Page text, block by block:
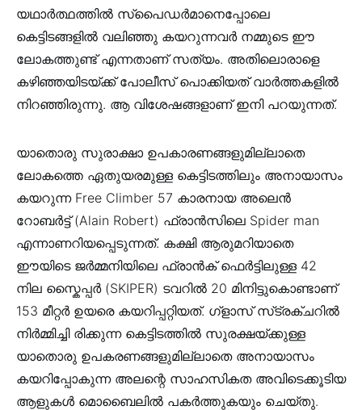
യഥാർത്ഥത്തിൽ സ്പൈഡർമാനെപ്പോലെ
കെട്ടിടങ്ങളിൽ വലിഞ്ഞു കയറുന്നവർ നമ്മുടെ ഈ
ലോകത്തുണ്ട് എന്നതാണ് സത്യം. അതിലൊരാളെ
കഴിഞ്ഞയിടയ്ക്ക് പോലീസ് പൊക്കിയത് വാർത്തകളിൽ
നിറഞ്ഞിരുന്നു. ആ വിശേഷങ്ങളാണ് ഇനി പറയുന്നത്.
യാതൊരു സുരാക്ഷാ ഉപകാരണങ്ങളുമില്ലാതെ
ലോകത്തെ ഏതുയരമുള്ള കെട്ടിടത്തിലും അനായാസം
കയറുന്ന Free Climber 57 കാരനായ അലെൻ
റോബർട്ട് (Alain Robert) ഫ്രാൻസിലെ Spider man
എന്നാണറിയപ്പെടുന്നത്. കക്ഷി ആരുമറിയാതെ
ഈയിടെ ജർമ്മനിയിലെ ഫ്രാൻക് ഫെർട്ടിലുള്ള 42
നില സ്കൈപ്പർ (SKIPER) ടവറിൽ 20 മിനിട്ടുകൊണ്ടാണ്
153 മീറ്റർ ഉയരെ കയറിപ്പറ്റിയത്. ഗ്ളാസ് സ്‌ട്രക്‌ചറിൽ
നിർമ്മിച്ചി രിക്കുന്ന കെട്ടിടത്തിൽ സുരക്ഷയ്ക്കുള്ള
യാതൊരു ഉപകരണങ്ങളുമില്ലാതെ അനായാസം
കയറിപ്പോകുന്ന അലന്റെ സാഹസികത അവിടെക്കൂടിയ
ആളുകൾ മൊബൈലിൽ പകർത്തുകയും ചെയ്തു.